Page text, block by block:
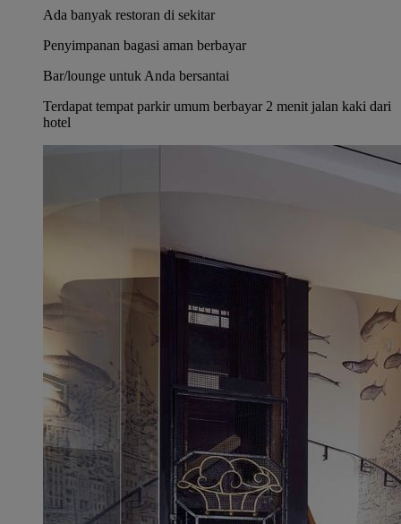
Ada banyak restoran di sekitar
Penyimpanan bagasi aman berbayar
Bar/lounge untuk Anda bersantai
Terdapat tempat parkir umum berbayar 2 menit jalan kaki dari
hotel